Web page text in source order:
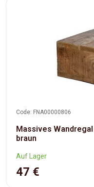
Code: FNA00000806
Massives
braun
Auf Lager
47 €